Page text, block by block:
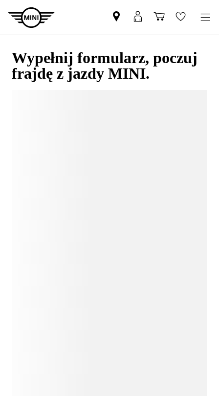
Wypełnij formularz, poczuj
frajdę z jazdy MINI.